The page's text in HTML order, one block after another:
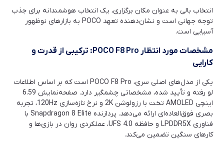
انتخاب بالی به عنوان مکان برگزاری، یک انتخاب هوشمندانه برای جذب
توجه جهانی است و نشان‌دهنده تعهد POCO به بازارهای نوظهور
آسیایی است.
مشخصات مورد انتظار
ترکیبی از قدرت و
کارایی
یکی از مدل‌های اصلی سری، POCO F8 Pro است که بر اساس اطلاعات
لو رفته و تأیید شده، مشخصاتی چشمگیر دارد. صفحه‌نمایش 6.59
اینچی AMOLED تخت با رزولوشن 2K و نرخ تازه‌سازی 120Hz، تجربه
بصری فوق‌العاده‌ای ارائه می‌دهد. پردازنده Snapdragon 8 Elite با
فناوری LPDDR5X و حافظه UFS 4.0، عملکردی روان در بازی‌ها و
کارهای سنگین تضمین می‌کند.